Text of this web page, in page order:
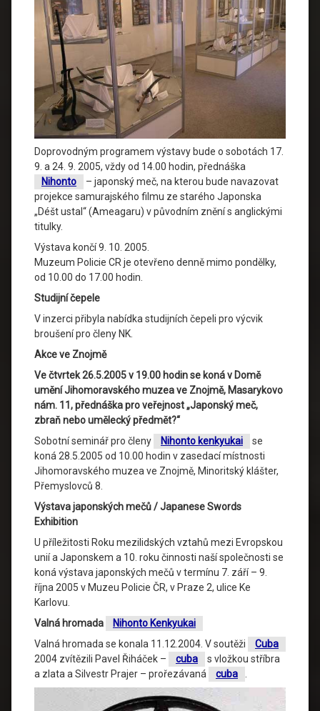
Doprovodným programem výstavy bude o sobotách 17.
9. a 24. 9. 2005, vždy od 14.00 hodin, přednáška
Nihonto
– japonský meč, na kterou bude navazovat
projekce samurajského filmu ze starého Japonska
„Déšt ustal“ (Ameagaru) v původním znění s anglickými
titulky.
Výstava končí 9. 10. 2005.
Muzeum Policie CR je otevřeno denně mimo pondělky,
od 10.00 do 17.00 hodin.
Studijní čepele
V inzerci přibyla nabídka studijních čepeli pro výcvik
broušení pro členy NK.
Akce ve Znojmě
Ve čtvrtek 26.5.2005 v 19.00 hodin se koná v Domě
umění Jihomoravského muzea ve Znojmě, Masarykovo
nám. 11, přednáška pro veřejnost „Japonský meč,
zbraň nebo umělecký předmět?“
Sobotní seminář pro členy
Nihonto kenkyukai
se
koná 28.5.2005 od 10.00 hodin v zasedací místnosti
Jihomoravského muzea ve Znojmě, Minoritský klášter,
Přemyslovců 8.
Výstava japonských mečů / Japanese Swords
Exhibition
U příležitosti Roku mezilidských vztahů mezi Evropskou
unií a Japonskem a 10. roku činnosti naší společnosti se
koná výstava japonských mečů v termínu 7. září – 9.
října 2005 v Muzeu Policie ČR, v Praze 2, ulice Ke
Karlovu.
Valná hromada
Nihonto Kenkyukai
Valná hromada se konala 11.12.2004. V soutěži
Cuba
2004 zvítězili Pavel Řiháček –
cuba
s vložkou stříbra
a zlata a Silvestr Prajer – prořezávaná
cuba